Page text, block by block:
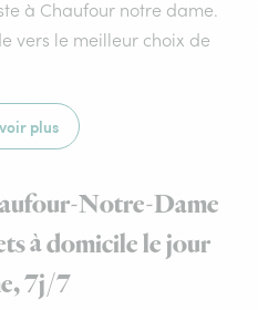
à Chaufour notre dame.
vers le meilleur choix de
plus
Notre-Dame
à domicile le jour
7j/7